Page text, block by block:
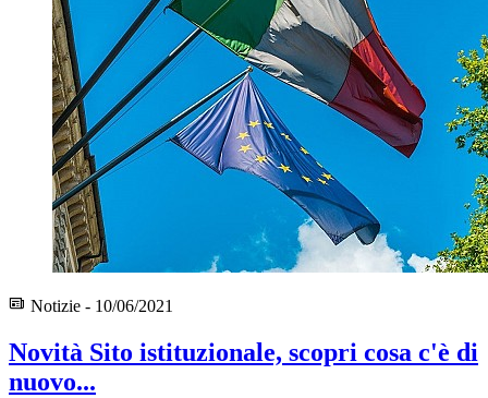
Notizie - 10/06/2021
Novità Sito istituzionale, scopri cosa c'è di
nuovo...